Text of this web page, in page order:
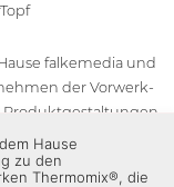
falkemedia und
der Vorwerk-
Produktgestaltungen
der Unternehmen
die Zeichen TM5®,
Hause
zu den
Thermomix®, die